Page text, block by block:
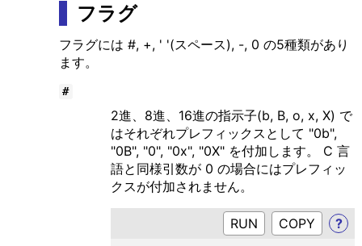
フラグ
フラグには #, +, ' '(スペース), -, 0 の5種類があり
ます。
#
2進、8進、16進の指示子(b, B, o, x, X) で
はそれぞれプレフィックスとして "0b",
"0B", "0", "0x", "0X" を付加します。 C 言
語と同様引数が 0 の場合にはプレフィッ
クスが付加されません。
RUN ?